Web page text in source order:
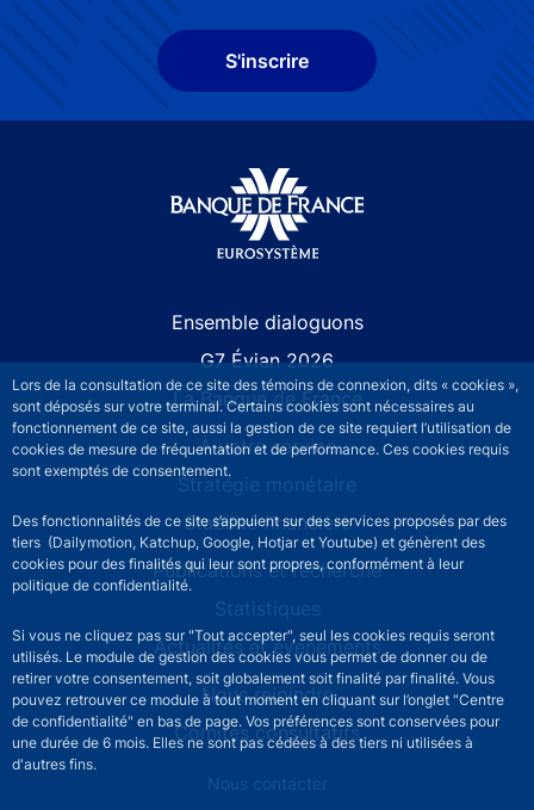
Lors de la consultation de ce site des témoins de connexion, dits « cookies »,
sont déposés sur votre terminal. Certains cookies sont nécessaires au
fonctionnement de ce site, aussi la gestion de ce site requiert l’utilisation de
cookies de mesure de fréquentation et de performance. Ces cookies requis
sont exemptés de consentement.
Des fonctionnalités de ce site s’appuient sur des services proposés par des
tiers (Dailymotion, Katchup, Google, Hotjar et Youtube) et génèrent des
cookies pour des finalités qui leur sont propres, conformément à leur
politique de confidentialité.
Si vous ne cliquez pas sur "Tout accepter", seul les cookies requis seront
utilisés. Le module de gestion des cookies vous permet de donner ou de
retirer votre consentement, soit globalement soit finalité par finalité. Vous
pouvez retrouver ce module à tout moment en cliquant sur l’onglet "Centre
de confidentialité" en bas de page. Vos préférences sont conservées pour
une durée de 6 mois. Elles ne sont pas cédées à des tiers ni utilisées à
d'autres fins.
S'inscrire
Ensemble dialoguons
G7 Évian 2026
La Banque de France
À votre service
Stratégie monétaire
Stabilité financière
Publications et recherche
Statistiques
Actualités et événements
Nous rejoindre
Comités consultatifs
Footer secondary menuNous contacter